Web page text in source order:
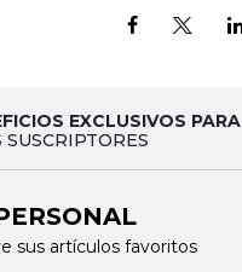
EXCLUSIVOS PARA
SUSCRIPTORES
sus artículos favoritos